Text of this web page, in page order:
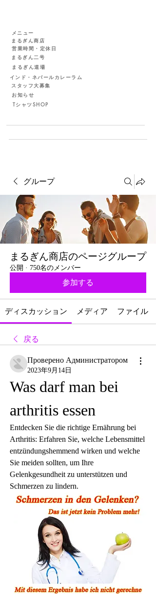
メニュー
まるぎん商店
営業時間・定休日
まるぎん二号
まるぎん道場
インド・ネパールカレーラム
スタッフ大募集
お知らせ
TシャツSHOP
グループ
まるぎん商店のページグループ
公開 · 750名のメンバー
参加する
ディスカッション メディア ファイル
戻る
Проверено Администратором
2023年9月14日
Was darf man bei
arthritis essen
Entdecken Sie die richtige Ernährung bei
Arthritis: Erfahren Sie, welche Lebensmittel
entzündungshemmend wirken und welche
Sie meiden sollten, um Ihre
Gelenkgesundheit zu unterstützen und
Schmerzen zu lindern.